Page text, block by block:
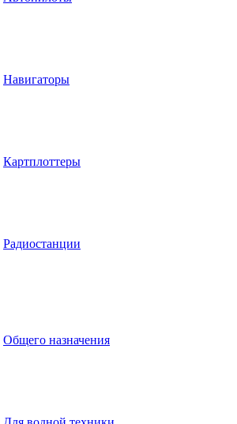
Навигаторы
Картплоттеры
Радиостанции
Общего назначения